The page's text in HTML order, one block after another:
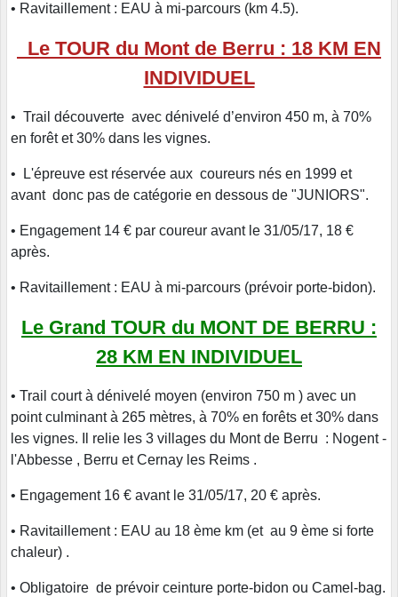
• Ravitaillement : EAU à mi-parcours (km 4.5).
Le TOUR du Mont de Berru : 18 KM EN
INDIVIDUEL
• Trail découverte avec dénivelé d’environ 450 m, à 70%
en forêt et 30% dans les vignes.
• L'épreuve est réservée aux coureurs nés en 1999 et
avant donc pas de catégorie en dessous de "JUNIORS".
• Engagement 14 € par coureur avant le 31/05/17, 18 €
après.
• Ravitaillement : EAU à mi-parcours (prévoir porte-bidon).
Le Grand TOUR du MONT DE BERRU :
28 KM EN INDIVIDUEL
• Trail court à dénivelé moyen (environ 750 m ) avec un
point culminant à 265 mètres, à 70% en forêts et 30% dans
les vignes. Il relie les 3 villages du Mont de Berru : Nogent -
l'Abbesse , Berru et Cernay les Reims .
• Engagement 16 € avant le 31/05/17, 20 € après.
• Ravitaillement : EAU au 18 ème km (et au 9 ème si forte
chaleur) .
• Obligatoire de prévoir ceinture porte-bidon ou Camel-bag.